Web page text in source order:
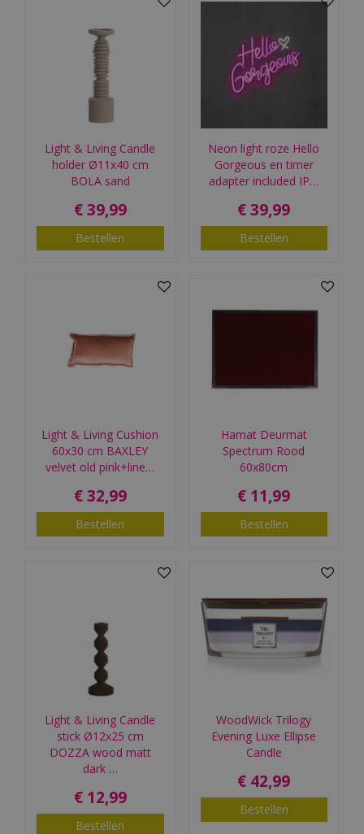
Light & Living Candle
holder Ø11x40 cm
BOLA sand
€ 39,99
Bestellen
Neon light roze Hello
Gorgeous en timer
adapter included IP…
€ 39,99
Bestellen
Light & Living Cushion
60x30 cm BAXLEY
velvet old pink+line…
€ 32,99
Bestellen
Hamat Deurmat
Spectrum Rood
60x80cm
€ 11,99
Bestellen
Light & Living Candle
stick Ø12x25 cm
DOZZA wood matt
dark …
€ 12,99
Bestellen
WoodWick Trilogy
Evening Luxe Ellipse
Candle
€ 42,99
Bestellen